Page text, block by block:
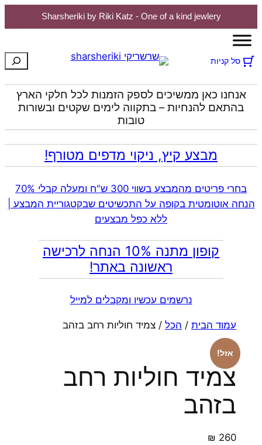
Sharsheriki by Riki Katz - One of a kind jewlery
לדלג
סל קניות חיפוש
אנחנו כאן ממשיכים לספק הזמנות לכל חלקי הארץ
בהתאם להנחיות – בתקווה לימים שקטים ובשורות
טובות
מבצע קיץ, ניקוי מדפים מטורף!
בחרי פריטים מהמבצע בשווי 300 ש"ח ומעלה קבלי 70%
הנחה אוטומטית בקופה על התכשיטים שבקטגוריית המבצע |
ללא כפל מבצעים
קופון מתנה 10% הנחה לרכישה
ראשונה באתר!
נרשמים עכשיו ומקבלים למייל
עמוד הבית/ הכל/ צמיד חוליות רחב בזהב
אזל!
צמיד חוליות רחב
בזהב
₪ 260